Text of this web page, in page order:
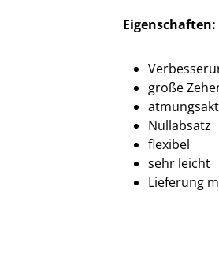
Eigenschaften:
große
Nullabsatz
flexibel
sehr leicht
Lieferung